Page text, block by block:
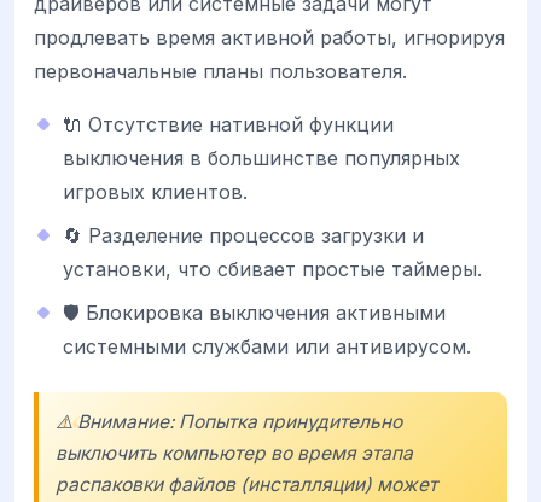
продлевать время активной работы, игнорируя
первоначальные планы пользователя.
🔌 Отсутствие нативной функции
выключения в большинстве популярных
игровых клиентов.
🔄 Разделение процессов загрузки и
установки, что сбивает простые таймеры.
🛡️ Блокировка выключения активными
системными службами или антивирусом.
⚠️ Внимание: Попытка принудительно
выключить компьютер во время этапа
распаковки файлов (инсталляции) может